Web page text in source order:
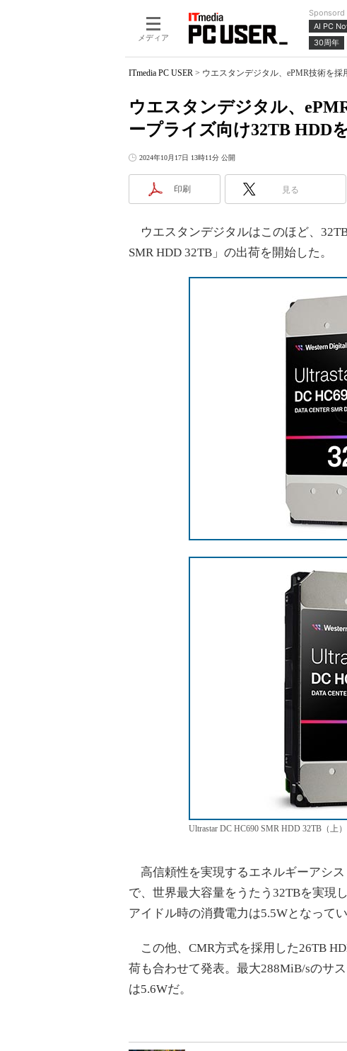
メディア
Sponsord
AI PC
30周年
ITmedia PC USER > ウエスタンデジタル、ePMR技術を
ウエスタンデジタル、
ープライズ向け32TB HDD
2024年10月17日 13時11分 公開
印刷 見る
ウエスタンデジタルはこのほど、
SMR HDD 32TB」の出荷を開始した。
Ultrastar DC HC690 SMR HDD 32TB（上
高信頼性を実現するエネルギーアシス
で、世界最大容量をうたう32TBを実現
アイドル時の消費電力は5.5Wとなってい
この他、CMR方式を採用した26TB
荷も合わせて発表。最大288MiB/sのサ
は5.6Wだ。